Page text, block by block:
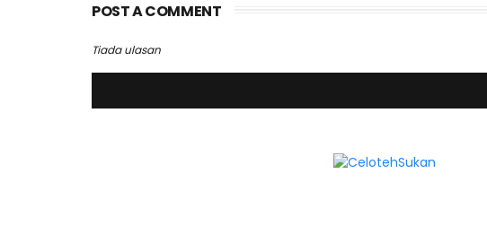
POST A COMMENT
Tiada ulasan